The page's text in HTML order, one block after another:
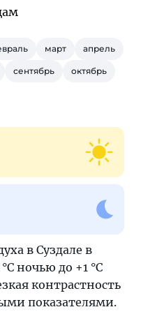
март апрель
сентябрь октябрь
в Суздале в
ночью до +1 °C
контрастность
показателями.